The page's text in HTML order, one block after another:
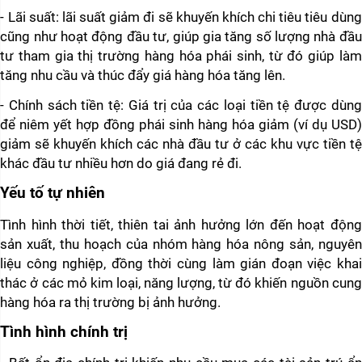
- Lãi suất: lãi suất giảm đi sẽ khuyến khích chi tiêu tiêu dùng
cũng như hoạt động đầu tư, giúp gia tăng số lượng nhà đầu
tư tham gia thị trường hàng hóa phái sinh, từ đó giúp làm
tăng nhu cầu và thúc đẩy giá hàng hóa tăng lên.
- Chính sách tiền tệ: Giá trị của các loại tiền tệ được dùng
để niêm yết hợp đồng phái sinh hàng hóa giảm (ví dụ USD)
giảm sẽ khuyến khích các nhà đầu tư ở các khu vực tiền tệ
khác đầu tư nhiều hơn do giá đang rẻ đi.
Yếu tố tự nhiên
Tình hình thời tiết, thiên tai ảnh hưởng lớn đến hoạt động
sản xuất, thu hoạch của nhóm hàng hóa nông sản, nguyên
liệu công nghiệp, đồng thời cùng làm gián đoạn việc khai
thác ở các mỏ kim loại, năng lượng, từ đó khiến nguồn cung
hàng hóa ra thị trường bị ảnh hưởng.
Tình hình chính trị